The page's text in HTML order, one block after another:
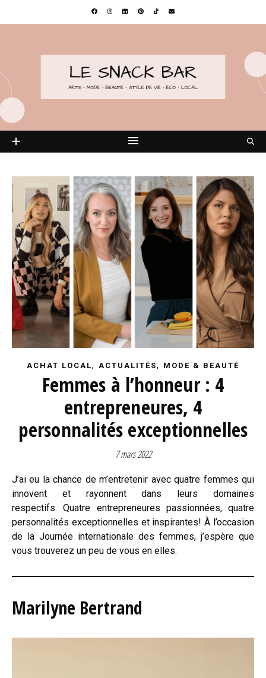
ACHAT LOCAL, ACTUALITÉS, MODE & BEAUTÉ
Femmes à l’honneur : 4
entrepreneures, 4
personnalités exceptionnelles
7 mars 2022
J’ai eu la chance de m’entretenir avec quatre femmes qui
innovent et rayonnent dans leurs domaines
respectifs. Quatre entrepreneures passionnées, quatre
personnalités exceptionnelles et inspirantes! À l’occasion
de la Journée internationale des femmes, j’espère que
vous trouverez un peu de vous en elles.
Marilyne Bertrand